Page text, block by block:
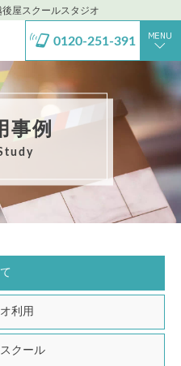
屋スクールスタジオ
0120-251-391
事例
利用
クール